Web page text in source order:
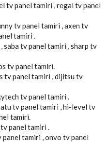
tv panel tamiri , regal tv panel
tv panel tamiri , axen tv
tamiri .
tv panel tamiri , sharp tv
tv panel tamiri.
tv panel tamiri , dijitsu tv
tv panel tamiri .
tv panel tamiri , hi-level tv
tamiri.
panel tamiri .
tamiri , onvo tv panel